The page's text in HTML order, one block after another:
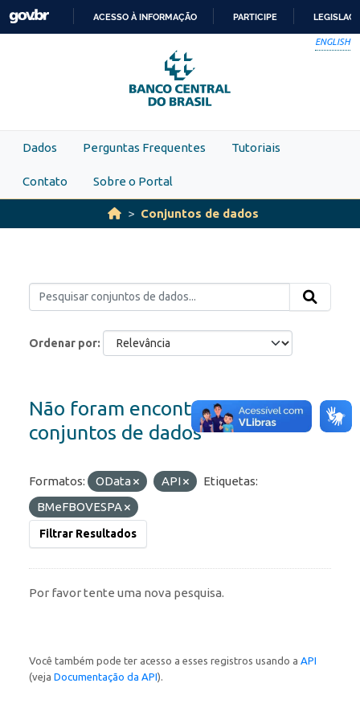
Skip to main content
PARA
O
CONTEÚDO
ACESSO À INFORMAÇÃO PARTICIPE
ENGLISH
Dados Perguntas Frequentes Tutoriais
Contato Sobre o Portal
Conjuntos de dados
Ordenar por
Não foram encontrados
conjuntos de dados
Formatos: OData API
Etiquetas:
BMeFBOVESPA
Filtrar Resultados
Por favor tente uma nova pesquisa.
Você também pode ter acesso a esses registros usando a API
(veja Documentação da API).